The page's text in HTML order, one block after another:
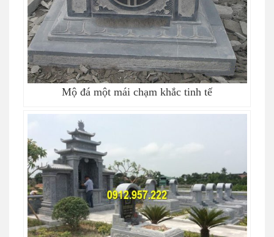
Mộ đá một mái chạm khắc tinh tế